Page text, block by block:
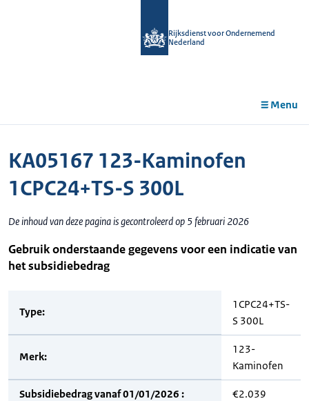
Rijksdienst voor Ondernemend
Nederland
Menu
KA05167 123-Kaminofen
1CPC24+TS-S 300L
De inhoud van deze pagina is gecontroleerd op 5 februari 2026
Gebruik onderstaande gegevens voor een indicatie van
het subsidiebedrag
Type:
1CPC24+TS-
S 300L
Merk:
123-
Kaminofen
Subsidiebedrag vanaf 01/01/2026 : €2.039